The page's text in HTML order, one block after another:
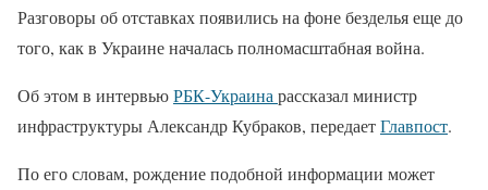
Разговоры об отставках появились на фоне безделья еще до
того, как в Украине началась полномасштабная война.
Об этом в интервьюРБК-Украина рассказал министр
инфраструктуры Александр Кубраков, передаетГлавпост.
По его словам, рождение подобной информации может